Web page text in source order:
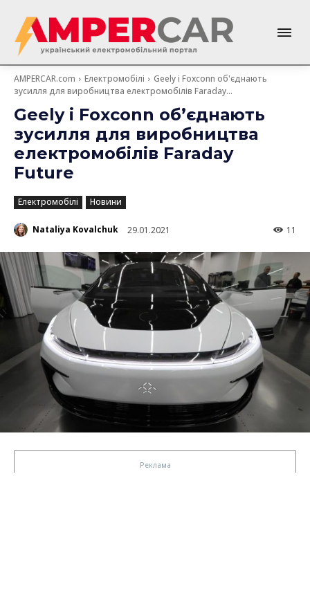
AMPERCAR.com Електромобілі
Geely і Foxconn об'єднають
зусилля для виробництва електромобілів Faraday...
Geely і Foxconn об’єднають
зусилля для виробництва
електромобілів Faraday
Future
Електромобілі Новини
Nataliya Kovalchuk 29.01.2021 11